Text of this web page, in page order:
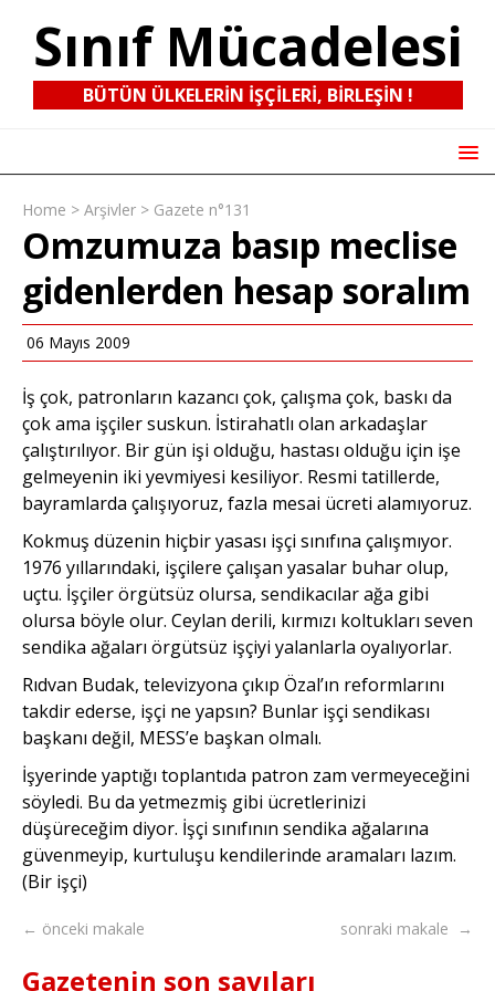
Sınıf Mücadelesi
BÜTÜN ÜLKELERIN IŞÇILERI, BIRLEŞIN !
Home > Arşivler > Gazete n°131
Omzumuza basıp meclise
gidenlerden hesap soralım
06 Mayıs 2009
İş çok, patronların kazancı çok, çalışma çok, baskı da
çok ama işçiler suskun. İstirahatlı olan arkadaşlar
çalıştırılıyor. Bir gün işi olduğu, hastası olduğu için işe
gelmeyenin iki yevmiyesi kesiliyor. Resmi tatillerde,
bayramlarda çalışıyoruz, fazla mesai ücreti alamıyoruz.
Kokmuş düzenin hiçbir yasası işçi sınıfına çalışmıyor.
1976 yıllarındaki, işçilere çalışan yasalar buhar olup,
uçtu. İşçiler örgütsüz olursa, sendikacılar ağa gibi
olursa böyle olur. Ceylan derili, kırmızı koltukları seven
sendika ağaları örgütsüz işçiyi yalanlarla oyalıyorlar.
Rıdvan Budak, televizyona çıkıp Özal’ın reformlarını
takdir ederse, işçi ne yapsın? Bunlar işçi sendikası
başkanı değil, MESS’e başkan olmalı.
İşyerinde yaptığı toplantıda patron zam vermeyeceğini
söyledi. Bu da yetmezmiş gibi ücretlerinizi
düşüreceğim diyor. İşçi sınıfının sendika ağalarına
güvenmeyip, kurtuluşu kendilerinde aramaları lazım.
(Bir işçi)
← önceki makale sonraki makale →
Gazetenin son sayıları